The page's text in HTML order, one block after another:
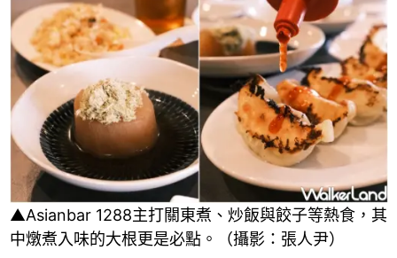
▲Asianbar 1288主打關東煮、炒飯與餃子等熱食，其
中燉煮入味的大根更是必點。（攝影：張人尹）